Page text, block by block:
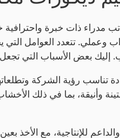
مدراء ذات خبرة
وعملي. تتعدد العوامل
إليك بعض الأسباب التي
تناسب رؤية الشركة
وأنيقة، بما في ذلك
للإنتاجية، مع الأخذ